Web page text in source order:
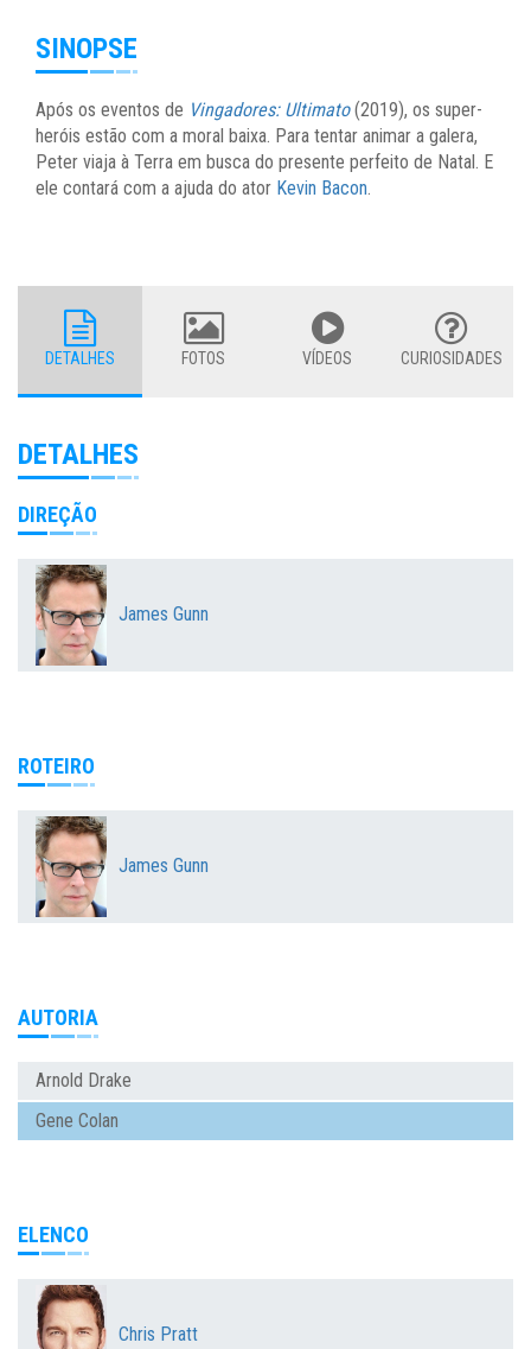
SINOPSE
Após os eventos de Vingadores: Ultimato(2019), os super-
heróis estão com a moral baixa. Para tentar animar a galera,
Peter viaja à Terra em busca do presente perfeito de Natal. E
ele contará com a ajuda do ator Kevin Bacon.
DETALHES FOTOS VÍDEOS CURIOSIDADES
DETALHES
DIREÇÃO
James Gunn
ROTEIRO
James Gunn
AUTORIA
Arnold Drake
Gene Colan
ELENCO
Chris Pratt